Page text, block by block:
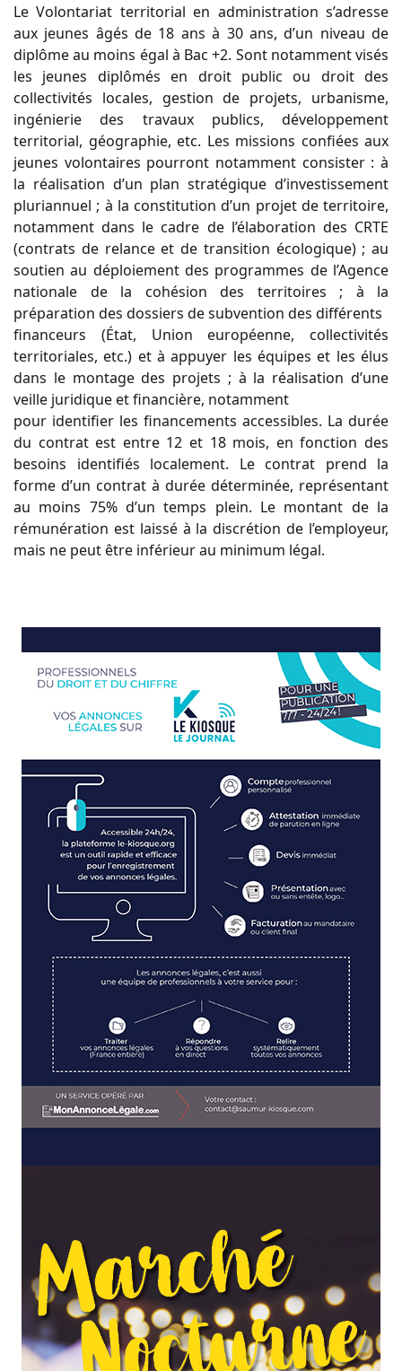
Le Volontariat territorial en administration s’adresse
aux jeunes âgés de 18 ans à 30 ans, d’un niveau de
diplôme au moins égal à Bac +2. Sont notamment visés
les jeunes diplômés en droit public ou droit des
collectivités locales, gestion de projets, urbanisme,
ingénierie des travaux publics, développement
territorial, géographie, etc. Les missions confiées aux
jeunes volontaires pourront notamment consister : à
la réalisation d’un plan stratégique d’investissement
pluriannuel ; à la constitution d’un projet de territoire,
notamment dans le cadre de l’élaboration des CRTE
(contrats de relance et de transition écologique) ; au
soutien au déploiement des programmes de l’Agence
nationale de la cohésion des territoires ; à la
préparation des dossiers de subvention des différents
financeurs (État, Union européenne, collectivités
territoriales, etc.) et à appuyer les équipes et les élus
dans le montage des projets ; à la réalisation d’une
veille juridique et financière, notamment
pour identifier les financements accessibles. La durée
du contrat est entre 12 et 18 mois, en fonction des
besoins identifiés localement. Le contrat prend la
forme d’un contrat à durée déterminée, représentant
au moins 75% d’un temps plein. Le montant de la
rémunération est laissé à la discrétion de l’employeur,
mais ne peut être inférieur au minimum légal.